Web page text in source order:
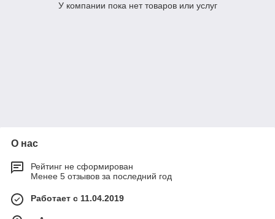
У компании пока нет товаров или услуг
О нас
Рейтинг не сформирован
Менее 5 отзывов за последний год
Работает с 11.04.2019